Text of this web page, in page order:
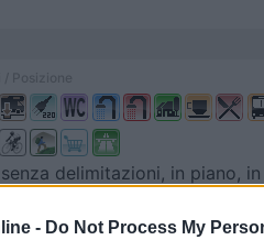
- Do Not Process My
delimitazioni, in piano,
10